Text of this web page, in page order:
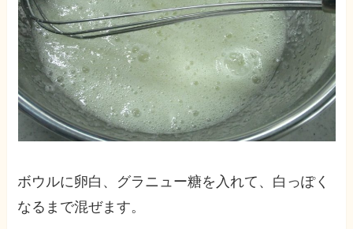
ボウルに卵白、グラニュー糖を入れて、白っぽく
なるまで混ぜます。